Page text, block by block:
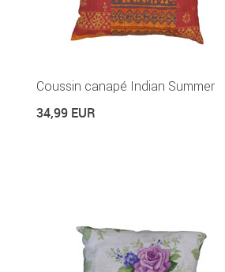
Coussin canapé Indian Summer
34,99 EUR